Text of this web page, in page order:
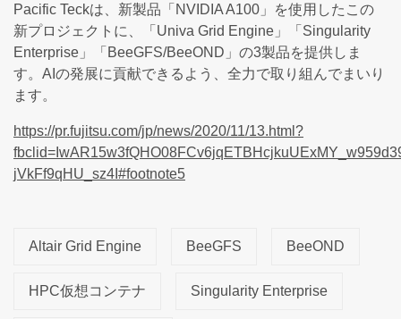
Pacific Teckは、新製品「NVIDIA A100」を使用したこの
新プロジェクトに、「Univa Grid Engine」「Singularity
Enterprise」「BeeGFS/BeeOND」の3製品を提供しま
す。AIの発展に貢献できるよう、全力で取り組んでまいり
ます。
https://pr.fujitsu.com/jp/news/2020/11/13.html?
jVkFf9qHU_sz4I#footnote5
Altair Grid Engine BeeGFS BeeOND
HPC仮想コンテナ Singularity Enterprise